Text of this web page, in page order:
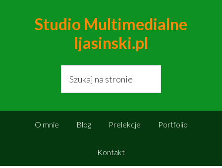
Studio Multimedialne
ljasinski.pl
O mnie Blog Prelekcje Portfolio
Kontakt